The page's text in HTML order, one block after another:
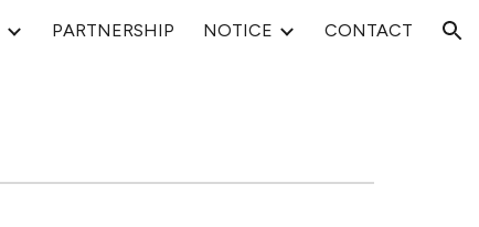
PARTNERSHIP NOTICE CONTACT